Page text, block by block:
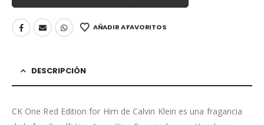
AÑADIR A FAVORITOS
DESCRIPCIÓN
CK One Red Edition for Him de Calvin Klein es una fragancia